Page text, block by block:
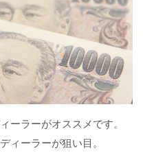
ーラーがオススメです。
ィーラーが狙い目。